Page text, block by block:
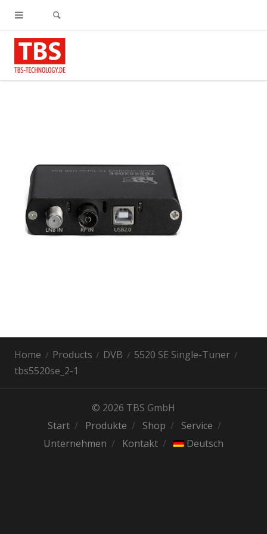
Home Products DVB
5520 SE Single-Tuner
tbs5520se_2-1
© 2026 TBS GmbH
Start
Produkte Shop
Service
Unternehmen
Kontakt Deutsch